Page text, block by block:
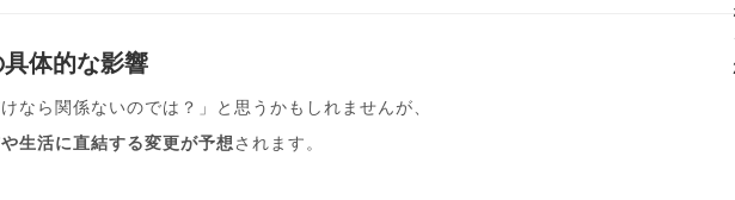
体的な影響
なら関係ないのでは？」と思うかもしれませんが、
生活に直結する変更が予想されます。